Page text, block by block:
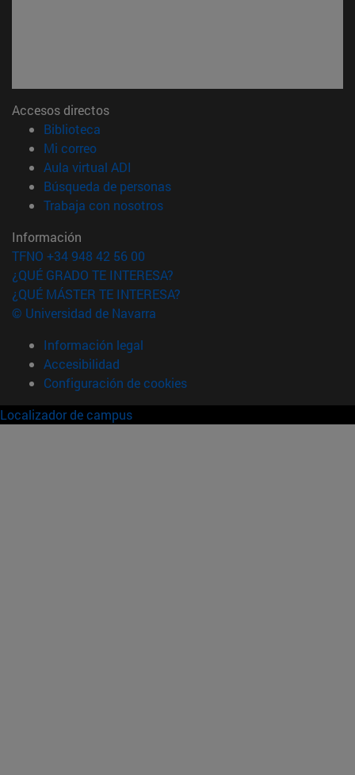
Accesos directos
Biblioteca
Mi correo(abre en nueva ventana)
Aula virtual ADI
Búsqueda de personas(abre en nueva ventana)
Trabaja con nosotros(abre en nueva ventana)
Información
TFNO +34 948 42 56 00
¿QUÉ GRADO TE INTERESA?
¿QUÉ MÁSTER TE INTERESA?
© Universidad de Navarra
Información legal
Accesibilidad
Configuración de cookies
Localizador de campus